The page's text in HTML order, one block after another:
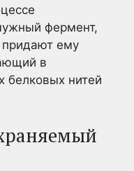
фермент,
ему
в
белковых нитей